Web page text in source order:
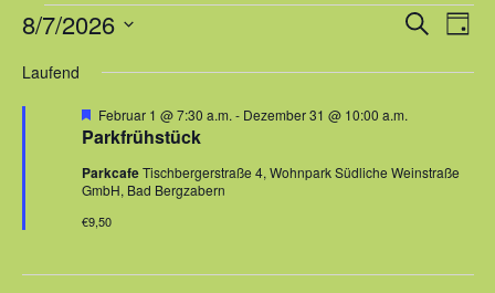
Veranstaltungen
August
7,
2026
und
Suche
Tag
8/7/2026
Laufend
Parkfrühstück
Hervorgehoben
Februar 1 @ 7:30 a.m. - Dezember 31 @ 10:00 a.m.
ParkcafeTischbergerstraße 4, Wohnpark Südliche Weinstraße
GmbH, Bad Bergzabern
€9,50